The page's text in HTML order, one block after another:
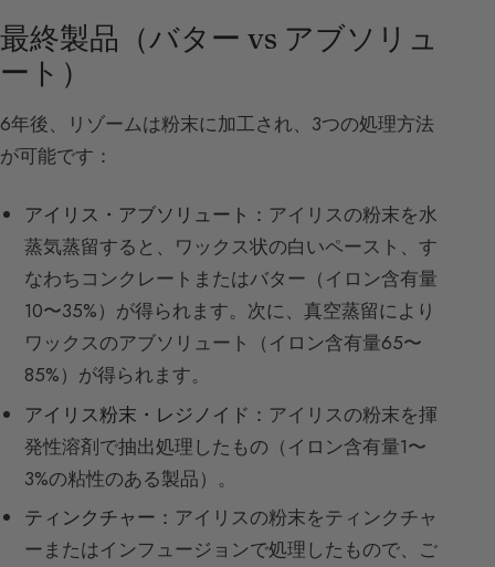
最終製品（バター vs アブソリュ
ート）
6年後、リゾームは粉末に加工され、3つの処理方法
が可能です：
アイリス・アブソリュート： アイリスの粉末を水
蒸気蒸留すると、ワックス状の白いペースト、す
なわちコンクレートまたはバター（イロン含有量
10〜35%）が得られます。次に、真空蒸留により
ワックスのアブソリュート（イロン含有量65〜
85%）が得られます。
アイリス粉末・レジノイド： アイリスの粉末を揮
発性溶剤で抽出処理したもの（イロン含有量1〜
3%の粘性のある製品）。
ティンクチャー： アイリスの粉末をティンクチャ
ーまたはインフュージョンで処理したもので、ご